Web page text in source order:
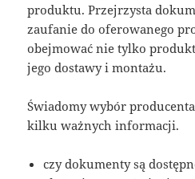
produktu. Przejrzysta
zaufanie do oferowanego
obejmować nie tylko
jego dostawy i montażu.
Świadomy wybór
kilku ważnych informacji.
czy dokumenty są